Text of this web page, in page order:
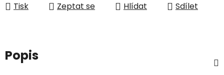
Tisk Zeptat se Hlídat Sdílet
Popis